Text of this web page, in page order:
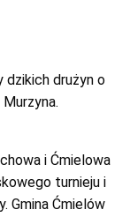
dzikich drużyn o
i Ćmielowa
turnieju i
Gmina Ćmielów